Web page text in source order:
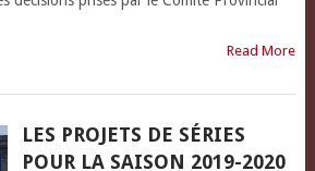
Read More
LES PROJETS DE SÉRIES
POUR LA SAISON 2019-2020